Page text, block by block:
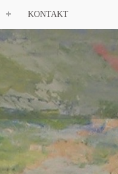
KONTAKT